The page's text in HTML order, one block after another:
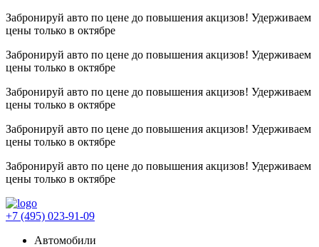
Забронируй авто по цене до повышения акцизов! Удерживаем
цены только в октябре
Забронируй авто по цене до повышения акцизов! Удерживаем
цены только в октябре
Забронируй авто по цене до повышения акцизов! Удерживаем
цены только в октябре
Забронируй авто по цене до повышения акцизов! Удерживаем
цены только в октябре
Забронируй авто по цене до повышения акцизов! Удерживаем
цены только в октябре
+7 (495) 023-91-09
Автомобили